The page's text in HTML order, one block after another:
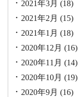
2021年3月 (18)
2021年2月 (15)
2021年1月 (18)
2020年12月 (16)
2020年11月 (14)
2020年10月 (19)
2020年9月 (16)